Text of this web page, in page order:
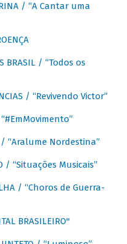
/ “A Cantar uma
BRASIL / “Todos os
/ “Revivendo Victor”
“#EmMovimento”
/ “Aralume Nordestina”
/ “Situações Musicais”
/ “Choros de Guerra-
BRASILEIRO"